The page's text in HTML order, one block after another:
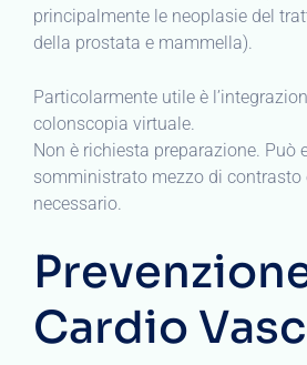
principalmente le neoplasie del
della prostata e mammella).
Particolarmente utile è
colonscopia virtuale.
Non è richiesta preparazione. Può
somministrato mezzo di contrasto
necessario.
Cardio